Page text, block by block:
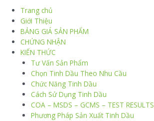
Trang chủ
Giới Thiệu
BẢNG GIÁ SẢN PHẨM
CHỨNG NHẬN
KIẾN THỨC
Tư Vấn Sản Phẩm
Chọn Tinh Dầu Theo Nhu Cầu
Chức Năng Tinh Dầu
Cách Sử Dụng Tinh Dầu
COA – MSDS – GCMS – TEST RESULTS
Phương Pháp Sản Xuất Tinh Dầu